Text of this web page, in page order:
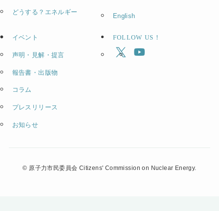
どうする？エネルギー
イベント
声明・見解・提言
報告書・出版物
コラム
プレスリリース
お知らせ
English
FOLLOW US！
© 原子力市民委員会 Citizens' Commission on Nuclear Energy.